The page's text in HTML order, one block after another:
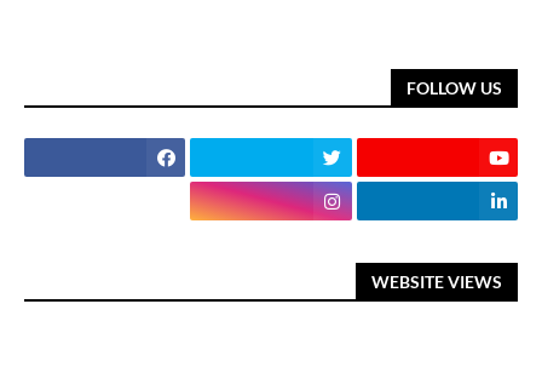
FOLLOW US
WEBSITE VIEWS